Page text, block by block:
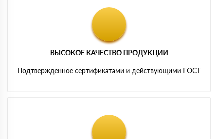
ВЫСОКОЕ КАЧЕСТВО ПРОДУКЦИИ
Подтвержденное сертификатами и действующими ГОСТ